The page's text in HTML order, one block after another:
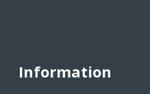
Information